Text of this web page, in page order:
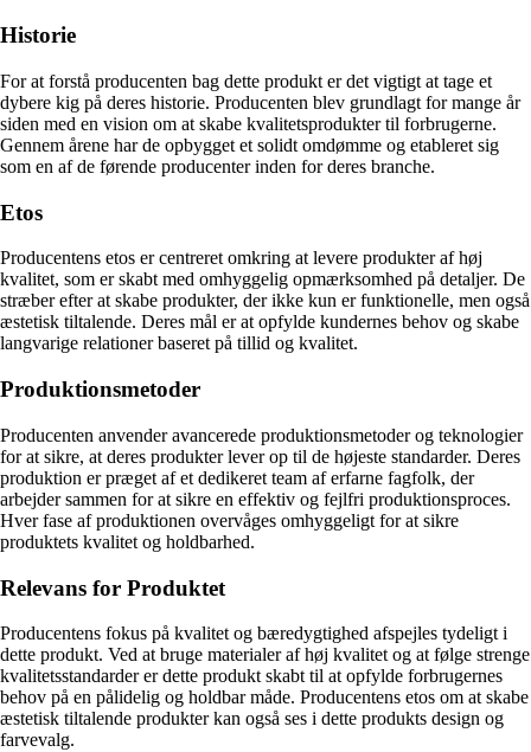
Historie
For at forstå producenten bag dette produkt er det vigtigt at tage et
dybere kig på deres historie. Producenten blev grundlagt for mange år
siden med en vision om at skabe kvalitetsprodukter til forbrugerne.
Gennem årene har de opbygget et solidt omdømme og etableret sig
som en af de førende producenter inden for deres branche.
Etos
Producentens etos er centreret omkring at levere produkter af høj
kvalitet, som er skabt med omhyggelig opmærksomhed på detaljer. De
stræber efter at skabe produkter, der ikke kun er funktionelle, men også
æstetisk tiltalende. Deres mål er at opfylde kundernes behov og skabe
langvarige relationer baseret på tillid og kvalitet.
Produktionsmetoder
Producenten anvender avancerede produktionsmetoder og teknologier
for at sikre, at deres produkter lever op til de højeste standarder. Deres
produktion er præget af et dedikeret team af erfarne fagfolk, der
arbejder sammen for at sikre en effektiv og fejlfri produktionsproces.
Hver fase af produktionen overvåges omhyggeligt for at sikre
produktets kvalitet og holdbarhed.
Relevans for Produktet
Producentens fokus på kvalitet og bæredygtighed afspejles tydeligt i
dette produkt. Ved at bruge materialer af høj kvalitet og at følge strenge
kvalitetsstandarder er dette produkt skabt til at opfylde forbrugernes
behov på en pålidelig og holdbar måde. Producentens etos om at skabe
æstetisk tiltalende produkter kan også ses i dette produkts design og
farvevalg.